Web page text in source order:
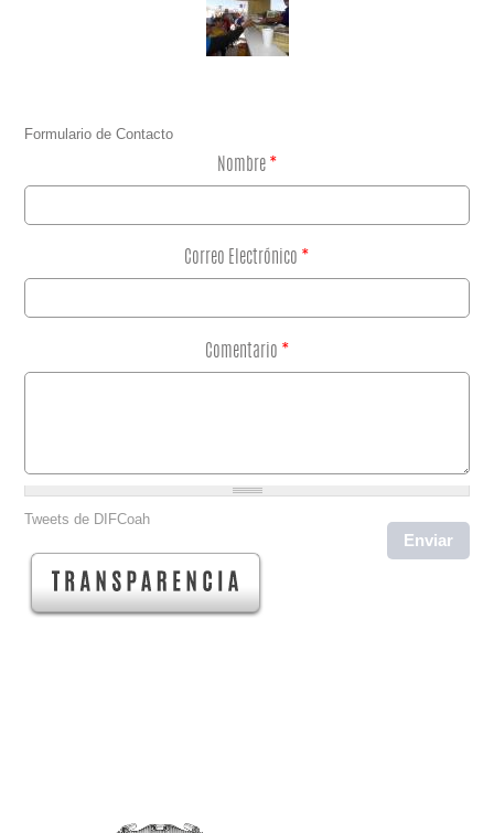
Formulario de Contacto
Nombre *
Correo Electrónico *
Comentario *
Tweets de DIFCoah